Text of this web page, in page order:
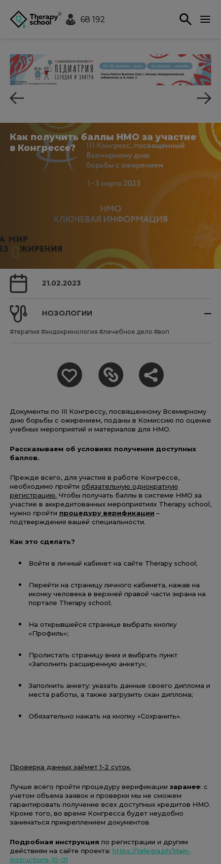
68 192
Как получить баллы НМО за участие
в Конгрессе?
21.02.2023
НОЗОЛОГИИ
#терапия #эндокринология #лечебное дело #воп
Документы по III Конгрессу, посвященному Всемирному
дню борьбы с ожирением, поданы в Комиссию по оценке
учебных мероприятий и материалов для НМО.
Рассказываем об условиях получения доступных
баллов.
Прежде всего, для участия в работе Конгрессе,
необходимо пройти обязательную однократную
регистрацию. Чтобы получать баллы в системе НМО за
участие в аккредитованных мероприятиях Therapy school,
нужно пройти процедуру верификации –
подтверждения вашей специальности.
Как это сделать?
Войти в личный кабинет на сайте Therapy school;
Перейти на страницу личного кабинета, нажав на
иконку человека в верхней правой части экрана на
портале Therapy school;
На открывшейся странице выбрать кнопку
«Профиль»;
Пролистать страницу вниз и выбрать пункт
«Заполнить расширенную анкету»;
Заполнить анкету: указать данные своего диплома и
места работы, а также загрузить скан диплома;
Обязательно нажать на кнопку «Сохранить».
Проверка данных займет 1-2 суток.
Лучше всего пройти процедуру верификации заранее: с
учетом объема заявок и проверки мы не сможем
гарантировать получение всех доступных кредитов НМО.
Кроме того, во время Конгресса будет неудобно
заниматься прикреплением документов.
Подробная инструкция по регистрации и другим
действиям на сайте проекта: https://telegra.ph/Main-
Instructions-10-01